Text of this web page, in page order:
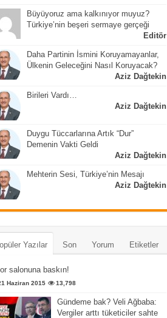
Büyüyoruz ama kalkınıyor muyuz?
Türkiye’nin beşeri sermaye gerçeği
Editör
Daha Partinin İsmini Koruyamayanlar,
Ülkenin Geleceğini Nasıl Koruyacak?
Aziz Dağtekin
Birileri Vardı…
Aziz Dağtekin
Duygu Tüccarlarına Artık “Dur”
Demenin Vakti Geldi
Aziz Dağtekin
Mehterin Sesi, Türkiye’nin Mesajı
Aziz Dağtekin
Yazılar Son Yorum Etiketler
salonuna baskın!
Haziran 2015 13,798
Gündeme bak? Veli Ağbaba:
Vergiler arttı tüketiciler sahte